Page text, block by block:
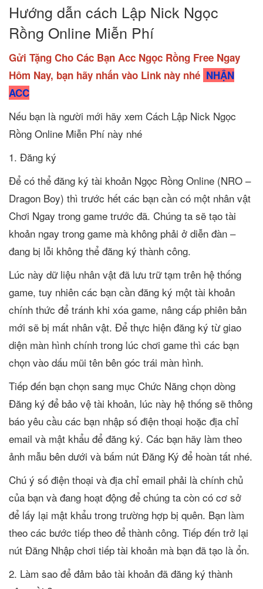
Hướng dẫn cách Lập Nick Ngọc
Rồng Online Miễn Phí
Gửi Tặng Cho Các Bạn Acc Ngọc Rồng Free Ngay
Hôm Nay, bạn hãy nhấn vào Link này nhé NHẬN
ACC
Nếu bạn là người mới hãy xem Cách Lập Nick Ngọc
Rồng Online Miễn Phí này nhé
1. Đăng ký
Để có thể đăng ký tài khoản Ngọc Rồng Online (NRO –
Dragon Boy) thì trước hết các bạn cần có một nhân vật
Chơi Ngay trong game trước đã. Chúng ta sẽ tạo tài
khoản ngay trong game mà không phải ở diễn đàn –
đang bị lỗi không thể đăng ký thành công.
Lúc này dữ liệu nhân vật đã lưu trữ tạm trên hệ thống
game, tuy nhiên các bạn cần đăng ký một tài khoản
chính thức để tránh khi xóa game, nâng cấp phiên bản
mới sẽ bị mất nhân vật. Để thực hiện đăng ký từ giao
diện màn hình chính trong lúc chơi game thì các bạn
chọn vào dấu mũi tên bên góc trái màn hình.
Tiếp đến bạn chọn sang mục Chức Năng chọn dòng
Đăng ký để bảo vệ tài khoản, lúc này hệ thống sẽ thông
báo yêu cầu các bạn nhập số điện thoại hoặc địa chỉ
email và mật khẩu để đăng ký. Các bạn hãy làm theo
ảnh mẫu bên dưới và bấm nút Đăng Ký để hoàn tất nhé.
Chú ý số điện thoại và địa chỉ email phải là chính chủ
của bạn và đang hoạt động để chúng ta còn có cơ sở
để lấy lại mật khẩu trong trường hợp bị quên. Bạn làm
theo các bước tiếp theo để thành công. Tiếp đến trở lại
nút Đăng Nhập chơi tiếp tài khoản mà bạn đã tạo là ổn.
2. Làm sao để đảm bảo tài khoản đã đăng ký thành